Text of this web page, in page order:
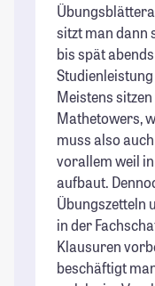
sitzt man dann
bis spät
Meistens
Mathetowers,
muss also
vorallem weil
aufbaut.
Übungszetteln
in der
Klausuren
beschäftigt